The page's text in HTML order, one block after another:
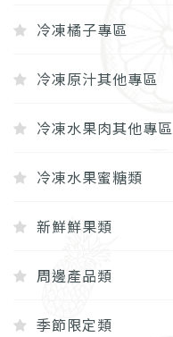
冷凍橘子專區
冷凍原汁其他專區
冷凍水果肉其他專區
冷凍水果蜜糖類
新鮮鮮果類
周邊產品類
季節限定類